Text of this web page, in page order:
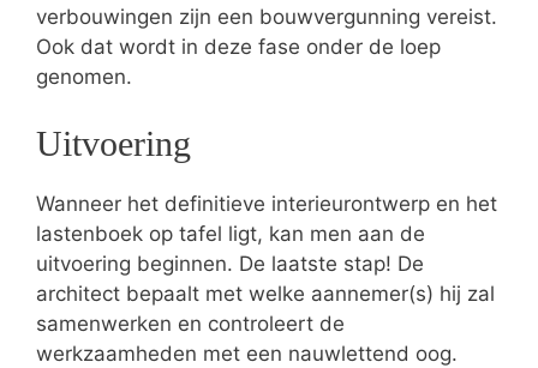
verbouwingen zijn een bouwvergunning vereist.
Ook dat wordt in deze fase onder de loep
genomen.
Uitvoering
Wanneer het definitieve interieurontwerp en het
lastenboek op tafel ligt, kan men aan de
uitvoering beginnen. De laatste stap! De
architect bepaalt met welke aannemer(s) hij zal
samenwerken en controleert de
werkzaamheden met een nauwlettend oog.